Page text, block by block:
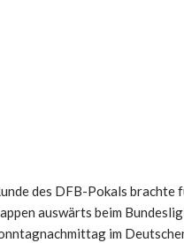
des DFB-Pokals brachte
auswärts beim
im